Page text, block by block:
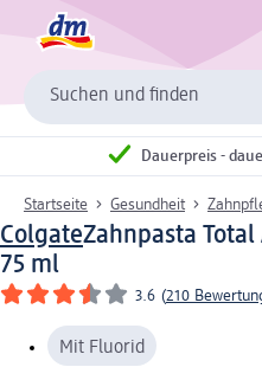
Suchen und finden
Dauerpreis -
Startseite Gesundheit
ColgateZahnpasta
75 ml
3.6 (210
Mit Fluorid